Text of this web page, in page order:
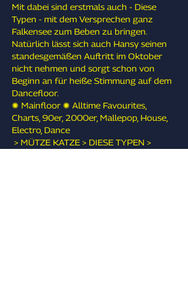
Mit dabei sind erstmals auch - Diese
Typen - mit dem Versprechen ganz
Falkensee zum Beben zu bringen.
Natürlich lässt sich auch Hansy seinen
standesgemäßen Auftritt im Oktober
nicht nehmen und sorgt schon von
Beginn an für heiße Stimmung auf dem
Dancefloor.
✺ Mainfloor ✺ Alltime Favourites,
Charts, 90er, 2000er, Mallepop, House,
Electro, Dance
> MÜTZE KATZE > DIESE TYPEN >